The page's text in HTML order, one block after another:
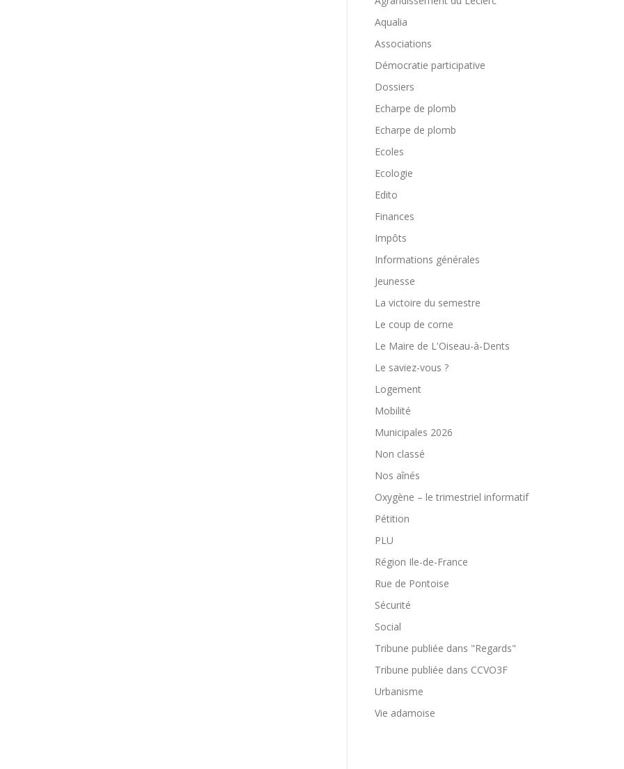
Aqualia
Associations
Démocratie participative
Dossiers
Echarpe de plomb
Echarpe de plomb
Ecoles
Ecologie
Edito
Finances
Impôts
Informations générales
Jeunesse
La victoire du semestre
Le coup de corne
Le Maire de L'Oiseau-à-Dents
Le saviez-vous ?
Logement
Mobilité
Municipales 2026
Non classé
Nos aînés
Oxygène – le trimestriel informatif
Pétition
PLU
Région Ile-de-France
Rue de Pontoise
Sécurité
Social
Tribune publiée dans "Regards"
Tribune publiée dans CCVO3F
Urbanisme
Vie adamoise